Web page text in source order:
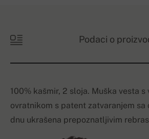
Podaci o
100% kašmir, 2 sloja. Muška vesta s
ovratnikom s patent zatvaranjem sa
dnu ukrašena prepoznatljivim